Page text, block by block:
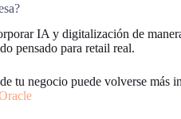
IA y digitalización de
pensado para retail real.
tu negocio puede volverse más